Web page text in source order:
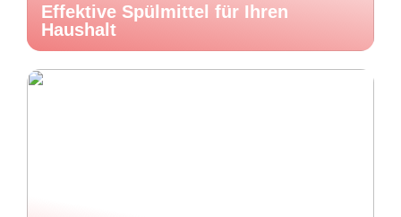
Effektive Spülmittel für Ihren
Haushalt